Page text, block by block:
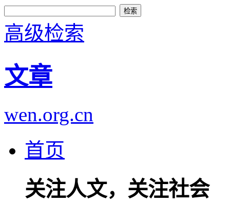
高级检索
文章
wen.org.cn
首页
关注人文，关注社会